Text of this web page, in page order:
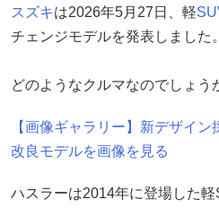
スズキは2026年5月27日、軽
チェンジモデルを発表しました
どのようなクルマなのでしょう
【画像ギャラリー】新デザイン
改良モデルを画像を見る
ハスラーは2014年に登場した